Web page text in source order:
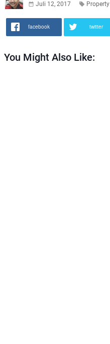
Juli 12, 2017
Property
facebook twitter
You Might Also Like: